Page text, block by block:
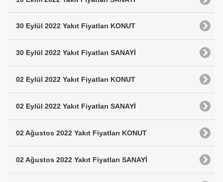
30 Eylül 2022 Yakıt Fiyatları KONUT
30 Eylül 2022 Yakıt Fiyatları SANAYİ
02 Eylül 2022 Yakıt Fiyatları KONUT
02 Eylül 2022 Yakıt Fiyatları SANAYİ
02 Ağustos 2022 Yakıt Fiyatları KONUT
02 Ağustos 2022 Yakıt Fiyatları SANAYİ